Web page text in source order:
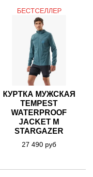
КУРТКА МУЖСКАЯ
TEMPEST
WATERPROOF
JACKET M
STARGAZER
27 490 руб
БЕСТСЕЛЛЕР